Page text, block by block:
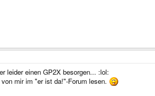
leider einen GP2X besorgen... :lol:
mir im "er ist da!"-Forum lesen.